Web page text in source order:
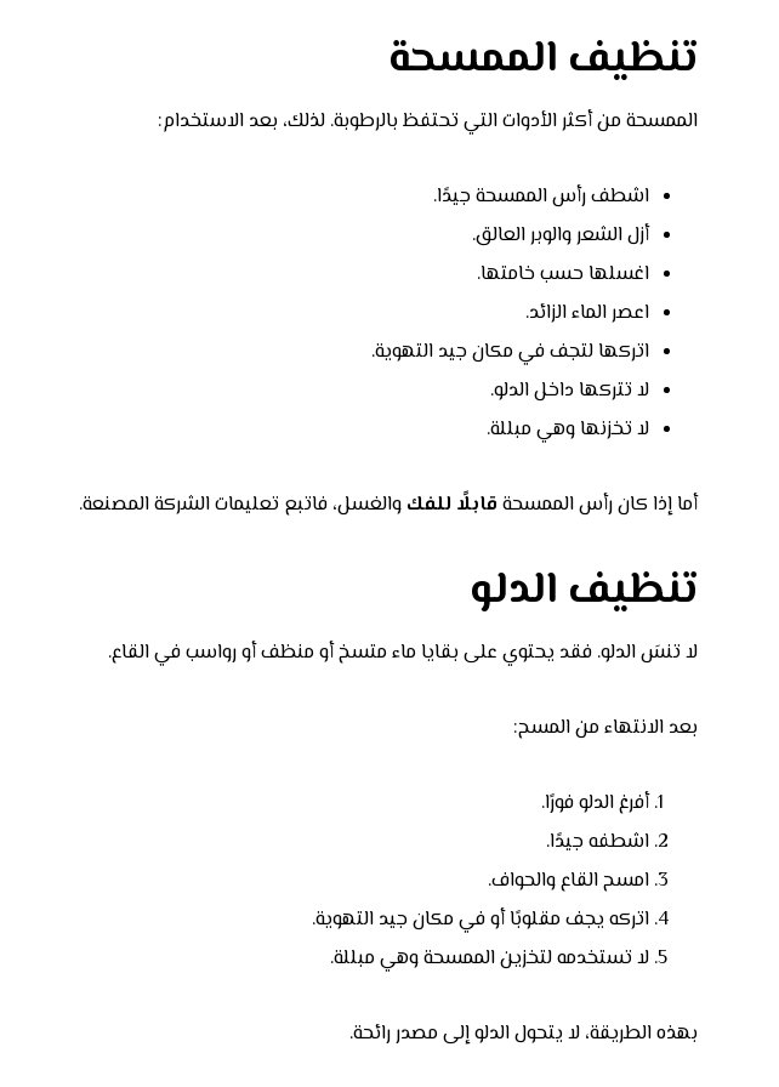
تنظيف الممسحة
الممسحة من أكثر الأدوات التي تحتفظ بالرطوبة. لذلك، بعد الاستخدام:
اشطف رأس الممسحة جيدًا.
أزل الشعر والوبر العالق.
اغسلها حسب خامتها.
اعصر الماء الزائد.
اتركها لتجف في مكان جيد التهوية.
لا تتركها داخل الدلو.
لا تخزنها وهي مبللة.
أما إذا كان رأس الممسحة قابلًا للفك والغسل، فاتبع تعليمات الشركة المصنعة.
تنظيف الدلو
لا تنسَ الدلو. فقد يحتوي على بقايا ماء متسخ أو منظف أو رواسب في القاع.
بعد الانتهاء من المسح:
أفرغ الدلو فورًا.
اشطفه جيدًا.
امسح القاع والحواف.
اتركه يجف مقلوبًا أو في مكان جيد التهوية.
لا تستخدمه لتخزين الممسحة وهي مبللة.
بهذه الطريقة، لا يتحول الدلو إلى مصدر رائحة.